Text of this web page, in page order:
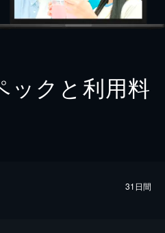
ックと利用料
31日間